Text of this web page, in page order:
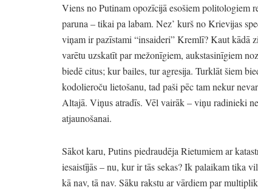
Viens no Putinam opozīcijā esošiem politologiem
paruna – tikai pa labam. Nez’ kurš no Krievijas
viņam ir pazīstami “insaideri”Kremlī?Kaut kādā
varētu uzskatīt par mežonīgiem, aukstasinīgiem
biedē citus; kur bailes, tur agresija. Turklāt šiem
kodolieroču lietošanu, tad paši pēc tam nekur
Altajā. Viņus atradīs. Vēl vairāk– viņu radinieki
atjaunošanai.
Sākot karu, Putins piedraudēja Rietumiem ar
iesaistījās– nu, kur ir tās sekas?Ik palaikam tika
kā nav, tā nav. Sāku rakstu ar vārdiem par